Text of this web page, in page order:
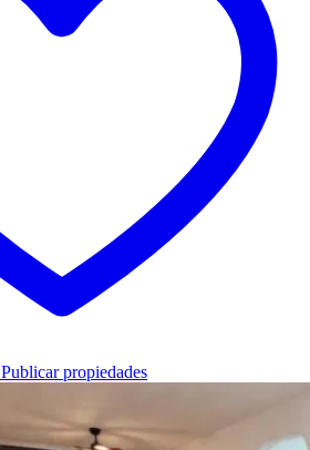
Publicar propiedades